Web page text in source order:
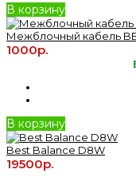
В корзину
Межблочный кабель
1000р.
В корзину
Best Balance D8W
19500р.